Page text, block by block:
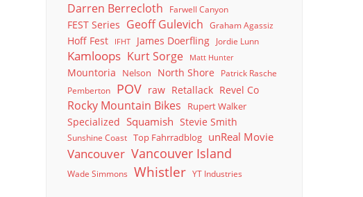
Darren Berrecloth Farwell Canyon
FEST Series Geoff Gulevich Graham Agassiz
Hoff Fest IFHT James Doerfling Jordie Lunn
Kamloops Kurt Sorge Matt Hunter
Mountoria Nelson North Shore
Patrick Rasche
Pemberton
POV raw Retallack Revel Co
Rocky Mountain Bikes
Rupert Walker
Specialized Squamish Stevie Smith
Sunshine Coast Top Fahrradblog unReal Movie
Vancouver Vancouver Island
Wade Simmons Whistler YT Industries